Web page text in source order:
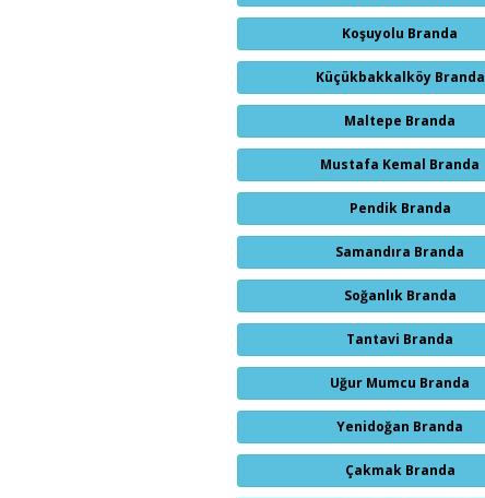
Koşuyolu Branda
Küçükbakkalköy Branda
Maltepe Branda
Mustafa Kemal Branda
Pendik Branda
Samandıra Branda
Soğanlık Branda
Tantavi Branda
Uğur Mumcu Branda
Yenidoğan Branda
Çakmak Branda